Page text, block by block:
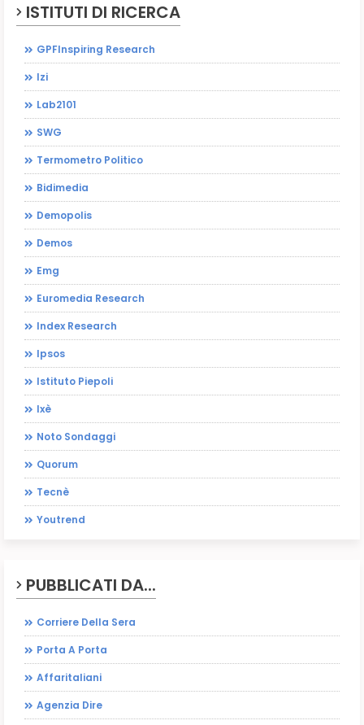
ISTITUTI DI RICERCA
GPFInspiring Research
Izi
Lab2101
SWG
Termometro Politico
Bidimedia
Demopolis
Demos
Emg
Euromedia Research
Index Research
Ipsos
Istituto Piepoli
Ixè
Noto Sondaggi
Quorum
Tecnè
Youtrend
PUBBLICATI DA...
Corriere Della Sera
Porta A Porta
Affaritaliani
Agenzia Dire